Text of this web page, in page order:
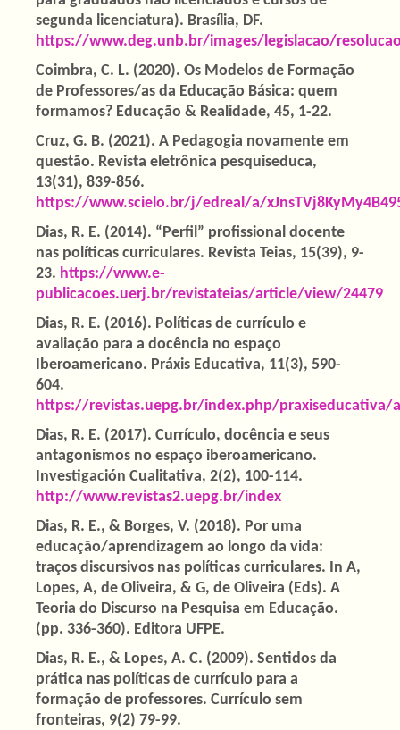
segunda licenciatura). Brasília, DF.
https://www.deg.unb.br/images/legislacao/
Coimbra, C. L. (2020). Os Modelos de Formação
de Professores/as da Educação Básica: quem
formamos? Educação & Realidade, 45, 1-22.
Cruz, G. B. (2021). A Pedagogia novamente em
questão. Revista eletrônica pesquiseduca,
13(31), 839-856.
https://www.scielo.br/j/edreal/a/
Dias, R. E. (2014). “Perfil” profissional docente
nas políticas curriculares. Revista Teias, 15(39), 9-
23. https://www.e-
publicacoes.uerj.br/revistateias/article/view/24479
Dias, R. E. (2016). Políticas de currículo e
avaliação para a docência no espaço
Iberoamericano. Práxis Educativa, 11(3), 590-
604.
https://revistas.uepg.br/index.php/praxiseducativa/
Dias, R. E. (2017). Currículo, docência e seus
antagonismos no espaço iberoamericano.
Investigación Cualitativa, 2(2), 100-114.
http://www.revistas2.uepg.br/index
Dias, R. E., & Borges, V. (2018). Por uma
educação/aprendizagem ao longo da vida:
traços discursivos nas políticas curriculares. In A,
Lopes, A, de Oliveira, & G, de Oliveira (Eds). A
Teoria do Discurso na Pesquisa em Educação.
(pp. 336-360). Editora UFPE.
Dias, R. E., & Lopes, A. C. (2009). Sentidos da
prática nas políticas de currículo para a
formação de professores. Currículo sem
fronteiras, 9(2) 79-99.